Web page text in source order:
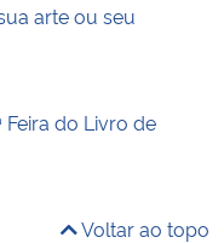
arte ou seu
Feira do Livro de
Voltar ao topo